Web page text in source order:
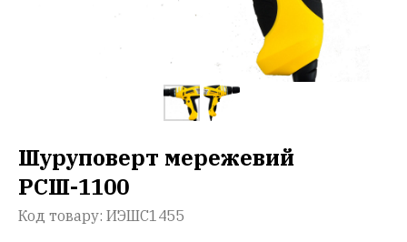
Шуруповерт мережевий
РСШ-1100
Код товару: ИЭШС1455